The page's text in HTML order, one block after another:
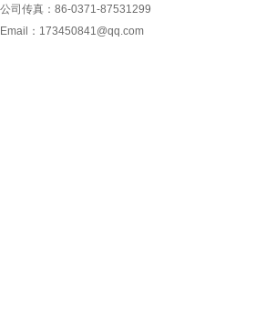
公司传真：86-0371-87531299
Email： 173450841@qq.com